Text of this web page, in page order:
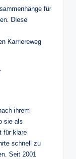
für
Diese
Karriereweg
ihrem
sie als
für klare
schnell zu
Seit 2001